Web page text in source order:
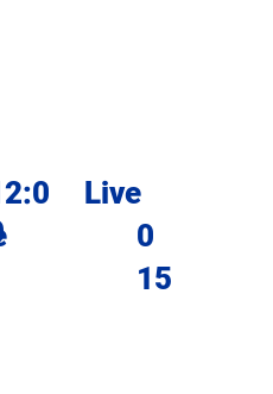
Live
0
15